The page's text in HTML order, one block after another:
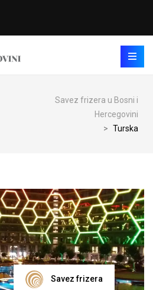
Savez frizera u Bosni i
Hercegovini
> Turska
Savez frizera